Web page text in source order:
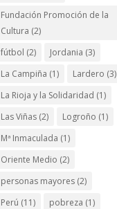
Fundación Promoción de la
Cultura (2)
fútbol (2) Jordania (3)
La Campiña (1) Lardero (3)
La Rioja y la Solidaridad (1)
Las Viñas (2) Logroño (1)
Mª Inmaculada (1)
Oriente Medio (2)
personas mayores (2)
Perú (11) pobreza (1)